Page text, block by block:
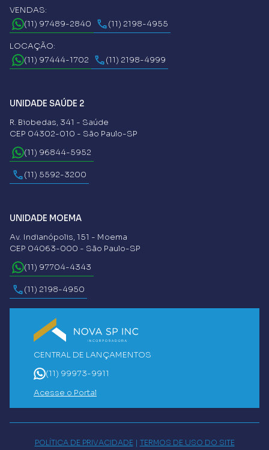
VENDAS:
(11) 97489-2840
(11) 2198-4955
LOCAÇÃO:
(11) 97444-1702
(11) 2198-4999
UNIDADE SAÚDE 2
R. Biobedas, 341 - Saúde
CEP 04302-010 - São Paulo-SP
(11) 96844-5952
(11) 5592-3200
UNIDADE MOEMA
Av. Indianópolis, 151 - Moema
CEP 04063-000 - São Paulo-SP
(11) 97704-4343
(11) 2198-4950
CENTRAL DE LANÇAMENTOS
(11) 99973-9911
Acesse o Portal
POLÍTICA DE PRIVACIDADE | TERMOS DE USO DO SITE